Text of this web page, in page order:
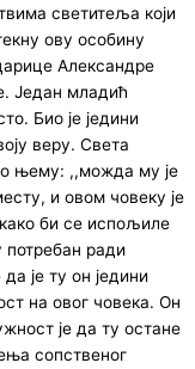
светитеља који
ову особину
Александре
Један младић
Био је једини
веру. Света
њему: ,,можда му је
и овом човеку је
би се испољиле
ради
је ту он једини
на овог човека. Он
је да ту остане
сопственог